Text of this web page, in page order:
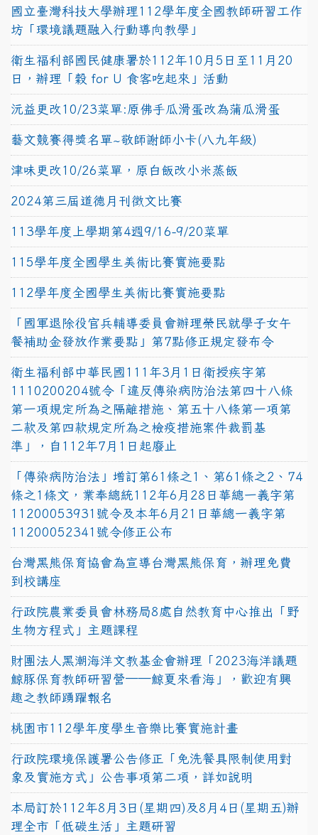
國立臺灣科技大學辦理112學年度全國教師研習工作
坊「環境議題融入行動導向教學」
衛生福利部國民健康署於112年10月5日至11月20
日，辦理「穀 for U 食客吃起來」活動
沅益更改10/23菜單:原佛手瓜滑蛋改為蒲瓜滑蛋
藝文競賽得獎名單~敬師謝師小卡(八九年級)
津味更改10/26菜單，原白飯改小米蒸飯
2024第三屆道德月刊徵文比賽
113學年度上學期第4週9/16-9/20菜單
115學年度全國學生美術比賽實施要點
112學年度全國學生美術比賽實施要點
「國軍退除役官兵輔導委員會辦理榮民就學子女午
餐補助金發放作業要點」第7點修正規定發布令
衛生福利部中華民國111年3月1日衛授疾字第
1110200204號令「違反傳染病防治法第四十八條
第一項規定所為之隔離措施、第五十八條第一項第
二款及第四款規定所為之檢疫措施案件裁罰基
準」，自112年7月1日起廢止
「傳染病防治法」增訂第61條之1、第61條之2、74
條之1條文，業奉總統112年6月28日華總一義字第
11200053931號令及本年6月21日華總一義字第
11200052341號令修正公布
台灣黑熊保育協會為宣導台灣黑熊保育，辦理免費
到校講座
行政院農業委員會林務局8處自然教育中心推出「野
生物方程式」主題課程
財團法人黑潮海洋文教基金會辦理「2023海洋議題
鯨豚保育教師研習營──鯨夏來看海」，歡迎有興
趣之教師踴躍報名
桃園市112學年度學生音樂比賽實施計畫
行政院環境保護署公告修正「免洗餐具限制使用對
象及實施方式」公告事項第二項，詳如說明
本局訂於112年8月3日(星期四)及8月4日(星期五)辦
理全市「低碳生活」主題研習